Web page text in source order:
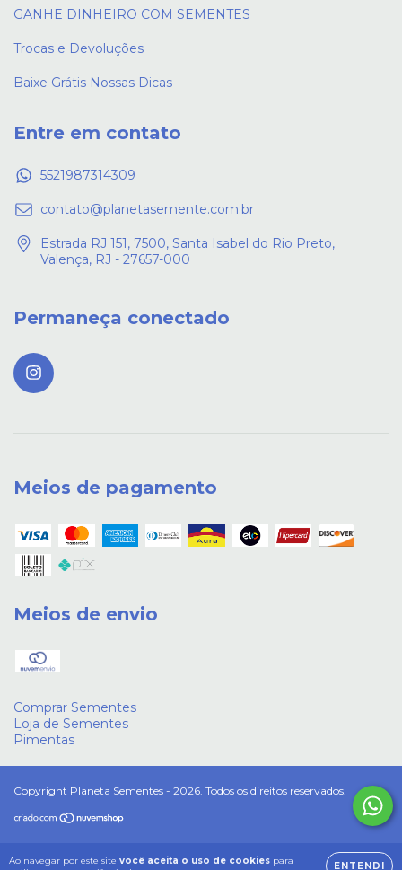
Ao navegar por este site você aceita o uso de cookies para
ENTENDI
GANHE DINHEIRO COM SEMENTES
Trocas e Devoluções
Baixe Grátis Nossas Dicas
Entre em contato
5521987314309
contato@planetasemente.com.br
Estrada RJ 151, 7500, Santa Isabel do Rio Preto,
Valença, RJ - 27657-000
Permaneça conectado
Meios de pagamento
Meios de envio
Comprar Sementes
Loja de Sementes
Pimentas
Copyright Planeta Sementes - 2026. Todos os direitos reservados.